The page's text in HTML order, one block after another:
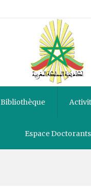
Bibliothèque
Espace Doctorants